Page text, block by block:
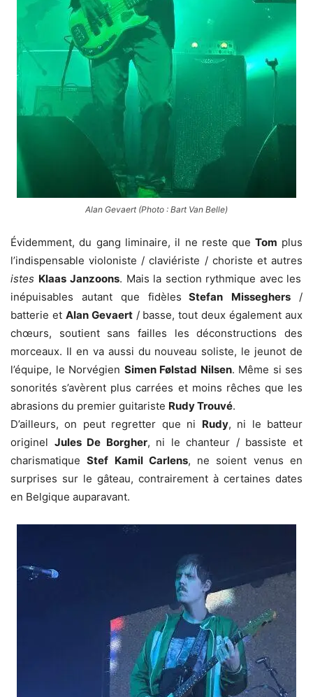
Alan Gevaert (Photo : Bart Van Belle)
Évidemment, du gang liminaire, il ne reste que Tom plus
l’indispensable violoniste / claviériste / choriste et autres
istes Klaas Janzoons. Mais la section rythmique avec les
inépuisables autant que fidèles Stefan Misseghers /
batterie et Alan Gevaert/ basse, tout deux également aux
chœurs, soutient sans failles les déconstructions des
morceaux. Il en va aussi du nouveau soliste, le jeunot de
l’équipe, le Norvégien Simen Følstad Nilsen. Même si ses
sonorités s’avèrent plus carrées et moins rêches que les
abrasions du premier guitariste Rudy Trouvé.
D’ailleurs, on peut regretter que ni Rudy, ni le batteur
originel Jules De Borgher, ni le chanteur / bassiste et
charismatiqueStef Kamil Carlens, ne soient venus en
surprises sur le gâteau, contrairement à certaines dates
en Belgique auparavant.